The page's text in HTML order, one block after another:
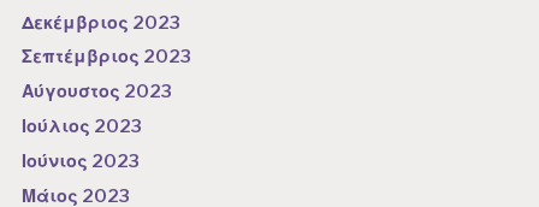
Δεκέμβριος 2023
Σεπτέμβριος 2023
Αύγουστος 2023
Ιούλιος 2023
Ιούνιος 2023
Μάιος 2023